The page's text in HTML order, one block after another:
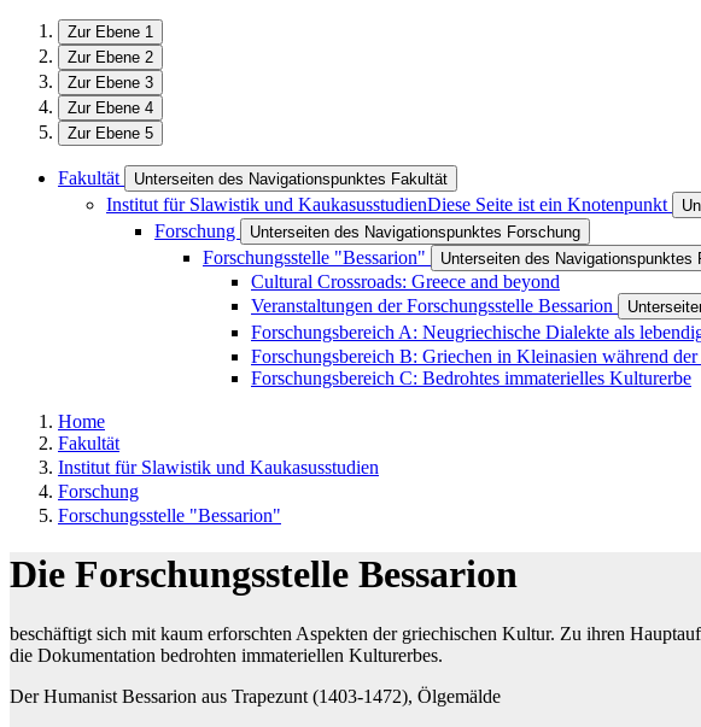
Zur Ebene 1
Zur Ebene 2
Zur Ebene 3
Zur Ebene 4
Zur Ebene 5
Fakultät Unterseiten des Navigationspunktes Fakultät
Institut für Slawistik und KaukasusstudienDiese Seite ist ein Knotenpunkt
Forschung Unterseiten des Navigationspunktes Forschung
Forschungsstelle "Bessarion" Unterseiten des
Cultural Crossroads: Greece and beyond
Veranstaltungen der Forschungsstelle Bessarion
Forschungsbereich A: Neugriechische Dialekte als
Forschungsbereich B: Griechen in Kleinasien während der
Forschungsbereich C: Bedrohtes immaterielles Kulturerbe
Home
Fakultät
Institut für Slawistik und Kaukasusstudien
Forschung
Forschungsstelle "Bessarion"
Die Forschungsstelle Bessarion
beschäftigt sich mit kaum erforschten Aspekten der griechischen Kultur. Zu ihren
die Dokumentation bedrohten immateriellen Kulturerbes.
Der Humanist Bessarion aus Trapezunt (1403-1472), Ölgemälde